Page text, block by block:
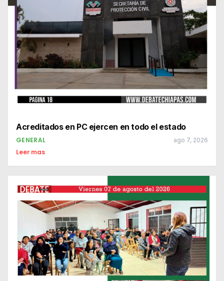
Acreditados en PC ejercen en todo el estado
GENERAL ago 7, 2026
Leer mas